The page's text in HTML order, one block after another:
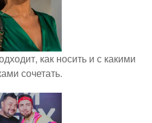
как носить и с какими
сочетать.